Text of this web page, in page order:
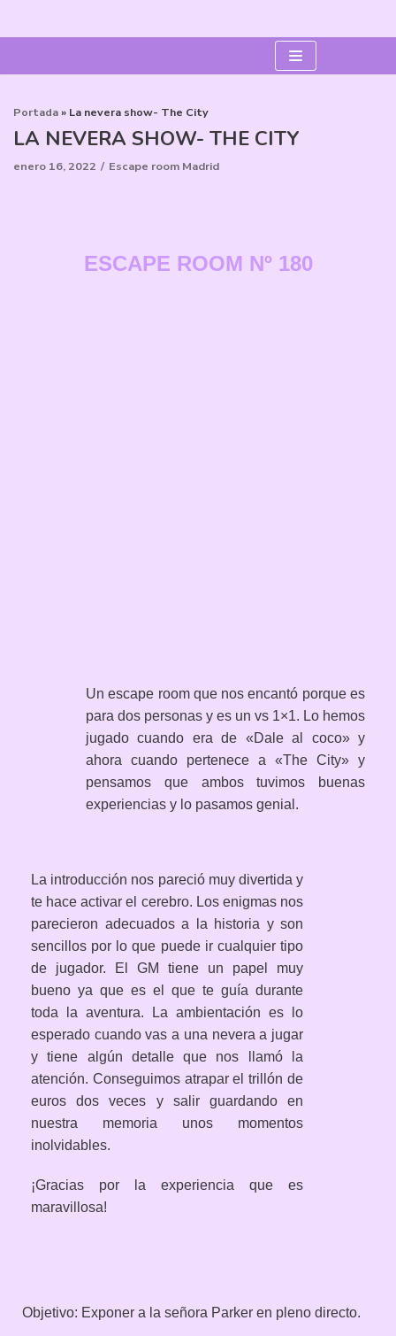
al
Portada » La nevera show- The City
LA NEVERA SHOW- THE CITY
enero 16, 2022 Escape room Madrid
ESCAPE ROOM Nº 180
Un escape room que nos encantó porque es
para dos personas y es un vs 1×1. Lo hemos
jugado cuando era de «Dale al coco» y
ahora cuando pertenece a «The City» y
pensamos que ambos tuvimos buenas
experiencias y lo pasamos genial.
La introducción nos pareció muy divertida y
te hace activar el cerebro. Los enigmas nos
parecieron adecuados a la historia y son
sencillos por lo que puede ir cualquier tipo
de jugador. El GM tiene un papel muy
bueno ya que es el que te guía durante
toda la aventura. La ambientación es lo
esperado cuando vas a una nevera a jugar
y tiene algún detalle que nos llamó la
atención. Conseguimos atrapar el trillón de
euros dos veces y salir guardando en
nuestra memoria unos momentos
inolvidables.
¡Gracias por la experiencia que es
maravillosa!
Objetivo: Exponer a la señora Parker en pleno directo.